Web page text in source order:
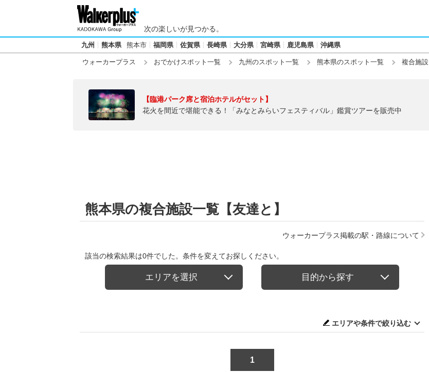
次の楽しいが見つかる。
九州 熊本県 熊本市 福岡県 佐賀県 長崎県 大分県 宮崎県 鹿児島県 沖縄県
ウォーカープラス おでかけスポット一覧 九州のスポット一覧 熊本県のスポット一覧 複合施設
【臨港パーク席と宿泊ホテルがセット】
花火を間近で堪能できる！「みなとみらいフェスティバル」鑑賞ツアーを販売中
熊本県の複合施設一覧【友達と】
ウォーカープラス掲載の駅・路線について
該当の検索結果は0件でした。条件を変えてお探しください。
エリアを選択 目的から探す
エリアや条件で絞り込む
1